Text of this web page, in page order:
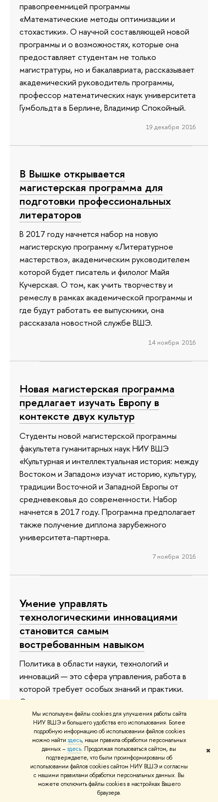
Мы используем файлы cookies для улучшения работы сайта
НИУ ВШЭ и большего удобства его использования. Более
подробную информацию об использовании файлов cookies
можно найти здесь, наши правила обработки персональных
данных –здесь. Продолжая пользоваться сайтом, вы
подтверждаете, что были проинформированы об
использовании файлов cookies сайтом НИУ ВШЭ и согласны
с нашими правилами обработки персональных данных. Вы
можете отключить файлы cookies в настройках Вашего
браузера.
✖
правопреемницей программы
«Математические методы оптимизации и
стохастики». О научной составляющей новой
программы и о возможностях, которые она
предоставляет студентам не только
магистратуры, но и бакалавриата, рассказывает
академический руководитель программы,
профессор математических наук университета
Гумбольдта в Берлине, Владимир Спокойный.
19 декабря 2016
В Вышке открывается
магистерская программа для
подготовки профессиональных
литераторов
В 2017 году начнется набор на новую
магистерскую программу «Литературное
мастерство», академическим руководителем
которой будет писатель и филолог Майя
Кучерская. О том, как учить творчеству и
ремеслу в рамках академической программы и
где будут работать ее выпускники, она
рассказала новостной службе ВШЭ.
14 ноября 2016
Новая магистерская программа
предлагает изучать Европу в
контексте двух культур
Студенты новой магистерской программы
факультета гуманитарных наук НИУ ВШЭ
«Культурная и интеллектуальная история: между
Востоком и Западом» изучат историю, культуру,
традиции Восточной и Западной Европы от
средневековья до современности. Набор
начнется в 2017 году. Программа предполагает
также получение диплома зарубежного
университета-партнера.
7 ноября 2016
Умение управлять
технологическими инновациями
становится самым
востребованным навыком
Политика в области науки, технологий и
инноваций — это сфера управления, работа в
которой требует особых знаний и практики.
Специалистов для нее готовят на программе
«Управление в сфере науки, технологий и
инноваций». 28 июня на программе состоялся
первый выпуск. Церемонию вручения дипломов
предваряла лекция Рае Квон Чунга, советника
генерального секретаря ООН по вопросам
изменения климата, члена
Межправительственной группы экспертов по